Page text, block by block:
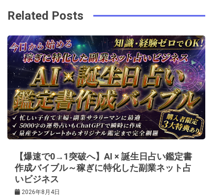
k
t
ビ
ゲ
ー
シ
ョ
ン
Related Posts
【爆速で0→1突破へ】AI × 誕生日占い鑑定書
作成バイブル～稼ぎに特化した副業ネット占
いビジネス
2026年8月4日